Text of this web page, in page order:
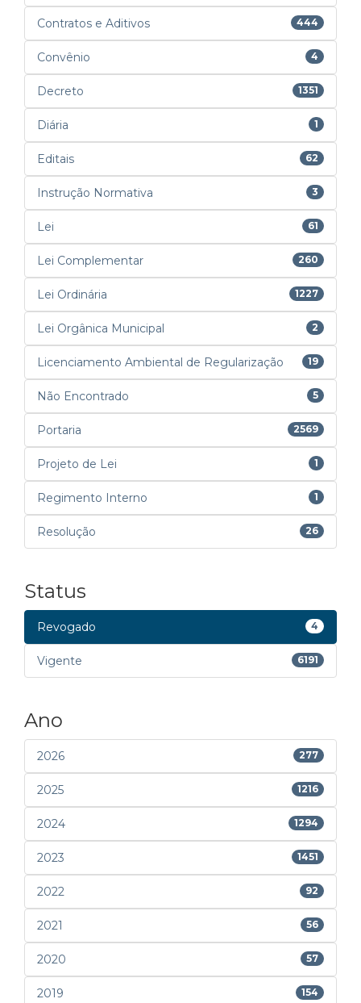
Contratos e Aditivos 444
Convênio 4
Decreto 1351
Diária 1
Editais 62
Instrução Normativa 3
Lei 61
Lei Complementar 260
Lei Ordinária 1227
Lei Orgânica Municipal 2
Licenciamento Ambiental de Regularização 19
Não Encontrado 5
Portaria 2569
Projeto de Lei 1
Regimento Interno 1
Resolução 26
Status
Revogado 4
Vigente 6191
Ano
2026 277
2025 1216
2024 1294
2023 1451
2022 92
2021 56
2020 57
2019 154